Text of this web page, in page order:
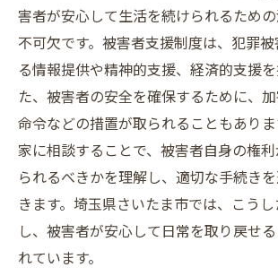
害者が安心して生活を続けられるため
不可欠です。被害者支援制度は、犯罪
る情報提供や精神的支援、経済的支援
た、被害者の安全を確保するために、
命令などの措置が取られることもあり
家に相談することで、被害者自身の権
られるべきかを理解し、適切な手続き
きます。埼玉県さいたま市では、こう
し、被害者が安心して日常を取り戻せ
れています。